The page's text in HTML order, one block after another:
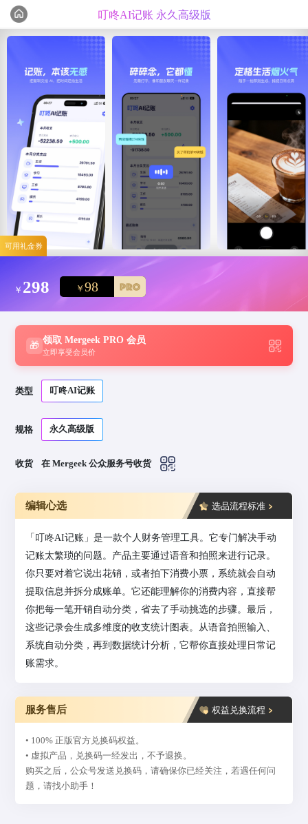
可用礼金券
叮咚AI记账 永久高级版
编辑心选 精选测评
￥ 298 ￥ 98
🎁
领取 Mergeek PRO 会员
立即享受会员价
类型 叮咚AI记账
规格 永久高级版
收货 在 Mergeek 公众服务号收货
编辑心选 选品流程标准
「叮咚AI记账」是一款个人财务管理工具。它专门解决手动
记账太繁琐的问题。产品主要通过语音和拍照来进行记录。
你只要对着它说出花销，或者拍下消费小票，系统就会自动
提取信息并拆分成账单。它还能理解你的消费内容，直接帮
你把每一笔开销自动分类，省去了手动挑选的步骤。最后，
这些记录会生成多维度的收支统计图表。从语音拍照输入、
系统自动分类，再到数据统计分析，它帮你直接处理日常记
账需求。
服务售后 权益兑换流程
• 100% 正版官方兑换码权益。
• 虚拟产品，兑换码一经发出，不予退换。
购买之后，公众号发送兑换码，请确保你已经关注，若遇任何问
题，请找小助手！